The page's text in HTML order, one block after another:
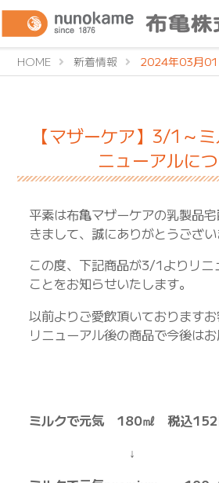
HOME 新着情報 2024年03月01
【マザーケア】3/1～
ニューアルに
平素は布亀マザーケアの乳製品
きまして、誠にありがとうござい
この度、下記商品が3/1よりリニ
ことをお知らせいたします。
以前よりご愛飲頂いておりますお
リニューアル後の商品で今後はお
ミルクで元気 180㎖ 税込152
↓